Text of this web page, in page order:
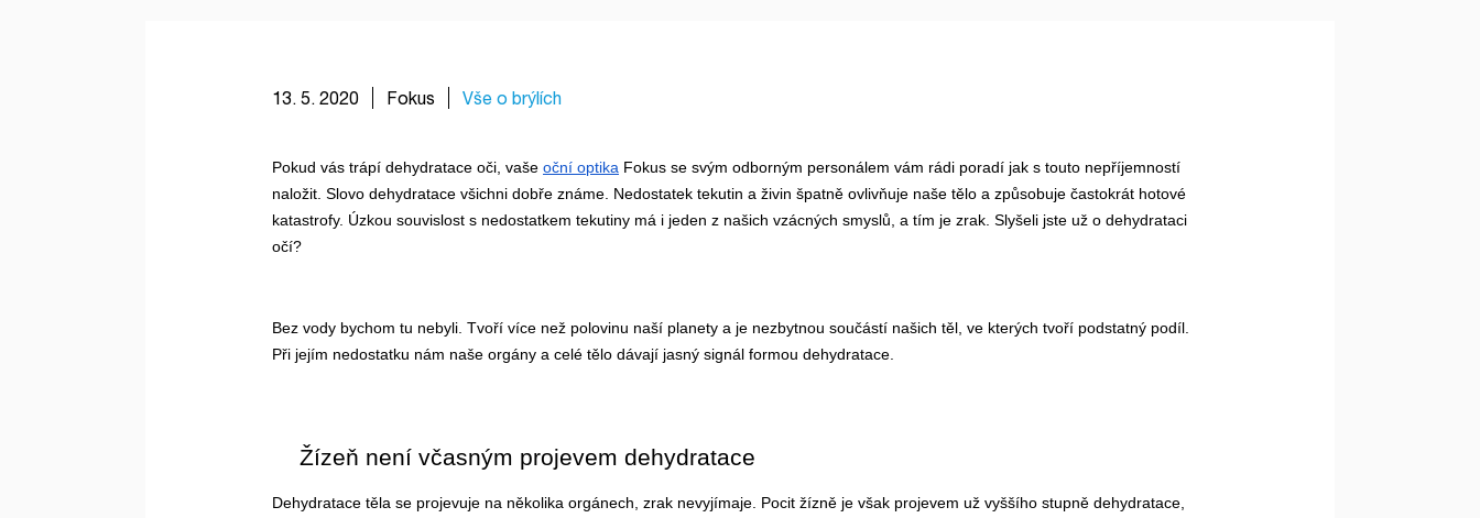
13. 5. 2020 Fokus Vše o brýlích
Pokud vás trápí dehydratace oči, vaše oční optika Fokus se svým odborným personálem vám rádi poradí jak s touto nepříjemností
naložit. Slovo dehydratace všichni dobře známe. Nedostatek tekutin a živin špatně ovlivňuje naše tělo a způsobuje častokrát hotové
katastrofy. Úzkou souvislost s nedostatkem tekutiny má i jeden z našich vzácných smyslů, a tím je zrak. Slyšeli jste už o dehydrataci
očí?
Bez vody bychom tu nebyli. Tvoří více než polovinu naší planety a je nezbytnou součástí našich těl, ve kterých tvoří podstatný podíl.
Při jejím nedostatku nám naše orgány a celé tělo dávají jasný signál formou dehydratace.
Žízeň není včasným projevem dehydratace
Dehydratace těla se projevuje na několika orgánech, zrak nevyjímaje. Pocit žízně je však projevem už vyššího stupně dehydratace,